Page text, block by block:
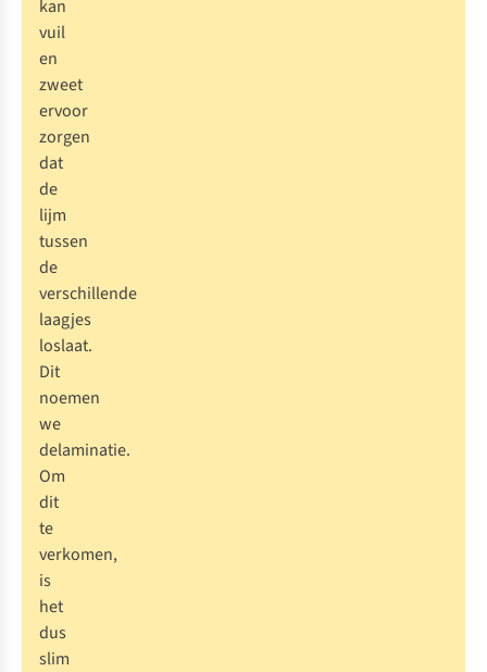
kan
vuil
en
zweet
ervoor
zorgen
dat
de
lijm
tussen
de
verschillende
laagjes
loslaat.
Dit
noemen
we
delaminatie.
Om
dit
te
verkomen,
is
het
dus
slim